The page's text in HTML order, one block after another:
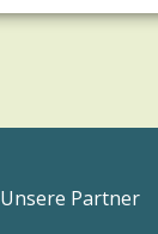
Unsere Partner